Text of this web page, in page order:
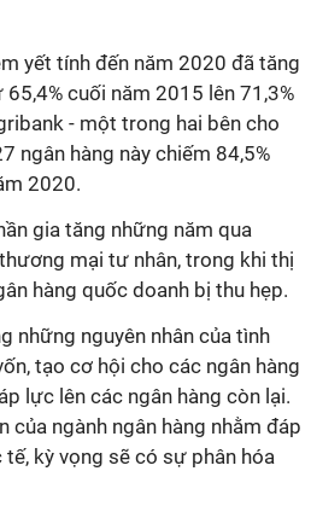
yết tính đến năm 2020 đã tăng
cuối năm 2015 lên 71,3%
- một trong hai bên cho
ngân hàng này chiếm 84,5%
2020.
gia tăng những năm qua
mại tư nhân, trong khi thị
hàng quốc doanh bị thu hẹp.
những nguyên nhân của tình
tạo cơ hội cho các ngân hàng
lực lên các ngân hàng còn lại.
của ngành ngân hàng nhằm đáp
kỳ vọng sẽ có sự phân hóa